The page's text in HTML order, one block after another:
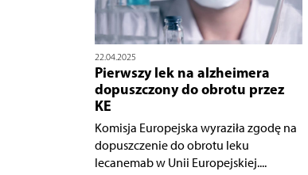
22.04.2025
Pierwszy lek na alzheimera
dopuszczony do obrotu przez
KE
Komisja Europejska wyraziła zgodę na
dopuszczenie do obrotu leku
lecanemab w Unii Europejskiej....